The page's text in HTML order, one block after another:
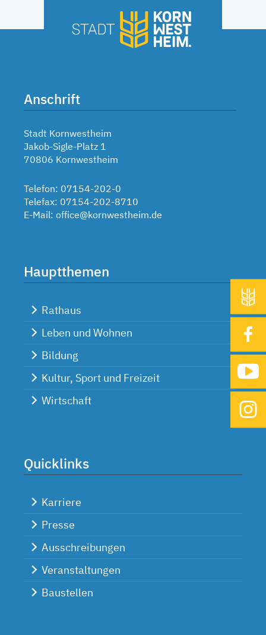
Anschrift
Stadt Kornwestheim
Jakob-Sigle-Platz 1
70806 Kornwestheim
Telefon: 07154-202-0
Telefax: 07154-202-8710
E-Mail: office@kornwestheim.de
Hauptthemen
Rathaus
Leben und Wohnen
Bildung
Kultur, Sport und Freizeit
Wirtschaft
Quicklinks
Karriere
Presse
Ausschreibungen
Veranstaltungen
Baustellen